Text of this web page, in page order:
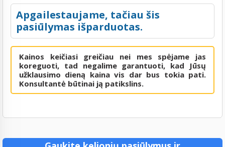
Apgailestaujame, tačiau šis
pasiūlymas išparduotas.
Kainos keičiasi greičiau nei mes spėjame jas
koreguoti, tad negalime garantuoti, kad Jūsų
užklausimo dieną kaina vis dar bus tokia pati.
Konsultantė būtinai ją patikslins.